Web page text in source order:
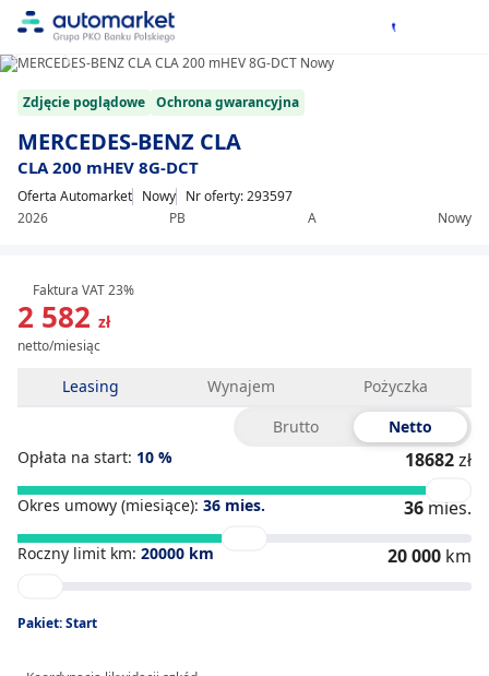
Zdjęcie poglądowe Ochrona gwarancyjna
MERCEDES-BENZ CLA
CLA 200 mHEV 8G-DCT
Oferta Automarket Nowy
2026
PB A Nowy
Nr oferty: 293597
2 582 zł
netto/miesiąc
Faktura VAT 23%
Leasing Wynajem
Pożyczka
Brutto
Netto
Opłata na start: 10 % 18682zł
Okres umowy (miesiące): 36 mies. 36 mies.
Roczny limit km: 20000 km 20 000 km
Pakiet: Start